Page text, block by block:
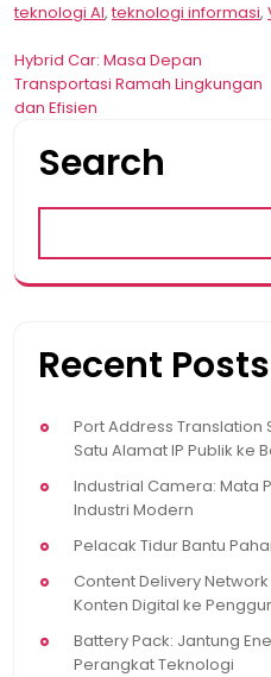
teknologi AI,teknologi informasi,
Post
navigation
Hybrid Car: Masa Depan
Transportasi Ramah Lingkungan
dan Efisien
Search
Recent Posts
Port Address Translation
Satu Alamat IP Publik ke
Industrial Camera: Mata
Industri Modern
Pelacak Tidur Bantu
Content Delivery
Konten Digital ke
Battery Pack: Jantung
Perangkat Teknologi